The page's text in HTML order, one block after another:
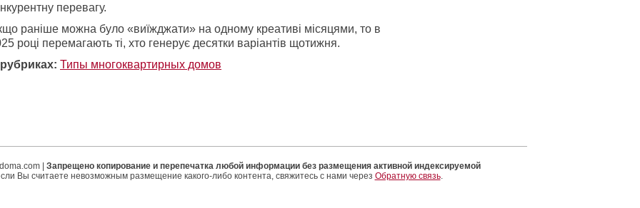
перевагу.
раніше можна було «виїжджати» на одному креативі місяцями, то в
році перемагають ті, хто генерує десятки варіантів щотижня.
Типы многоквартирных домов
| Запрещено копирование и перепечатка любой информации без размещения активной индексируемой
Вы считаете невозможным размещение какого-либо контента, свяжитесь с нами через Обратную связь.